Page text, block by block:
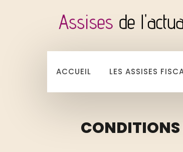
ACCUEIL LES ASSISES